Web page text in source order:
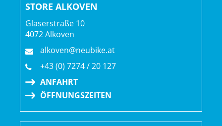
STORE ALKOVEN
Glaserstraße 10
4072 Alkoven
alkoven@neubike.at
+43 (0) 7274 / 20 127
ANFAHRT
ÖFFNUNGSZEITEN